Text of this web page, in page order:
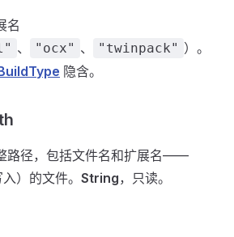
名
、 "ocx" 、 "twinpack" ）。
隐含。
路径，包括文件名和扩展名——
）的文件。 String，只读。